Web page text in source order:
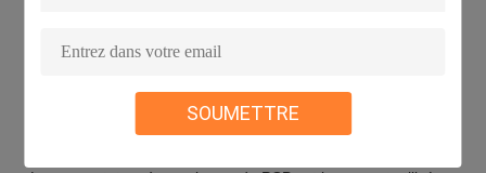
SOUMETTRE
Le commutateur à membrane de PCB, également connu
sous le nom de clavier à membrane de circuit imprimé, est
difficiles.l'humidité, et le stress physique, offrant des
performances exceptionnelles et une longévité.